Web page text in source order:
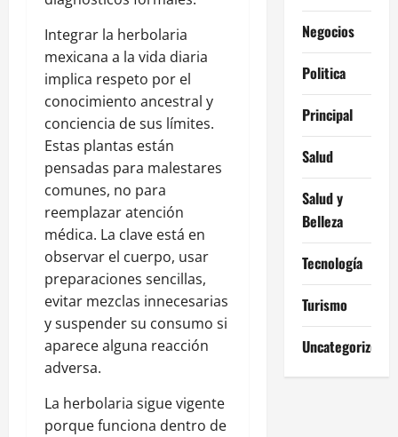
Integrar la herbolaria
mexicana a la vida diaria
implica respeto por el
conocimiento ancestral y
conciencia de sus límites.
Estas plantas están
pensadas para malestares
comunes, no para
reemplazar atención
médica. La clave está en
observar el cuerpo, usar
preparaciones sencillas,
evitar mezclas innecesarias
y suspender su consumo si
aparece alguna reacción
adversa.
La herbolaria sigue vigente
porque funciona dentro de
Negocios
Politica
Principal
Salud
Salud y
Belleza
Tecnología
Turismo
Uncategorized